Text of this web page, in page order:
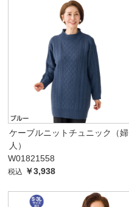
ケーブルニットチュニック（婦
人）
W01821558
税込 ￥3,938